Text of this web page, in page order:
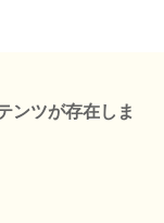
ンツが存在しま